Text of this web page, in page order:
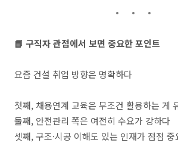
📘 구직자 관점에서 보면 중요한 포인트
요즘 건설 취업 방향은 명확하다
첫째, 채용연계 교육은 무조건 활용하는 게
둘째, 안전관리 쪽은 여전히 수요가 강하다
셋째, 구조·시공 이해도 있는 인재가 점점